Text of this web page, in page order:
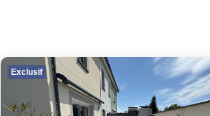
Exclusif